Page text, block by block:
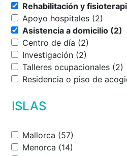
Apoyo hospitales (2)
Asistencia a domicilio (2)
Centro de día (2)
Investigación (2)
Talleres ocupacionales (2)
ISLAS
Mallorca (57)
Menorca (14)